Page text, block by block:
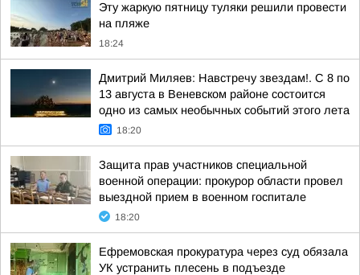
Эту жаркую пятницу туляки решили провести
на пляже
18:24
Дмитрий Миляев: Навстречу звездам!. С 8 по
13 августа в Веневском районе состоится
одно из самых необычных событий этого лета
18:20
Защита прав участников специальной
военной операции: прокурор области провел
выездной прием в военном госпитале
18:20
Ефремовская прокуратура через суд обязала
УК устранить плесень в подъезде